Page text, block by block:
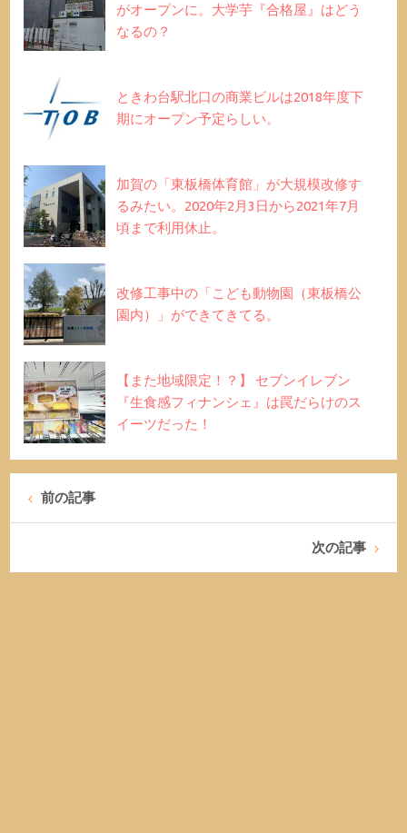
がオープンに。大学芋『合格屋』はどう
なるの？
ときわ台駅北口の商業ビルは2018年度下
期にオープン予定らしい。
加賀の「東板橋体育館」が大規模改修す
るみたい。2020年2月3日から2021年7月
頃まで利用休止。
改修工事中の「こども動物園（東板橋公
園内）」ができてきてる。
【また地域限定！？】 セブンイレブン
『生食感フィナンシェ』は罠だらけのス
イーツだった！
前の記事
次の記事